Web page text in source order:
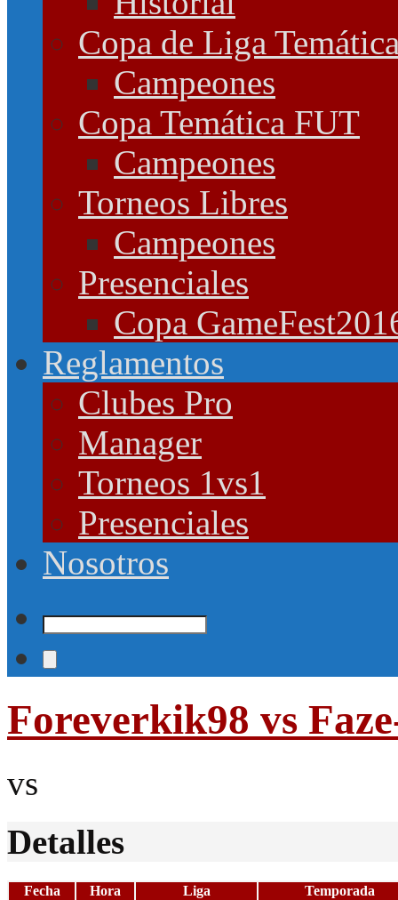
Copa de Liga
Campeones
Copa Temática FUT
Campeones
Torneos Libres
Campeones
Presenciales
Copa
Reglamentos
Clubes Pro
Manager
Torneos 1vs1
Presenciales
Nosotros
Foreverkik98 vs
vs
Detalles
Fecha Hora Liga
Temporada